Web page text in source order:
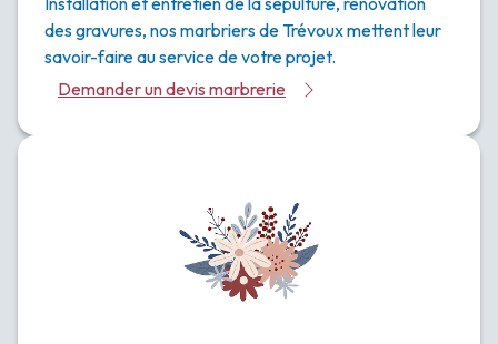
des gravures, nos marbriers de Trévoux mettent leur
savoir-faire au service de votre projet.
Demander un devis marbrerie